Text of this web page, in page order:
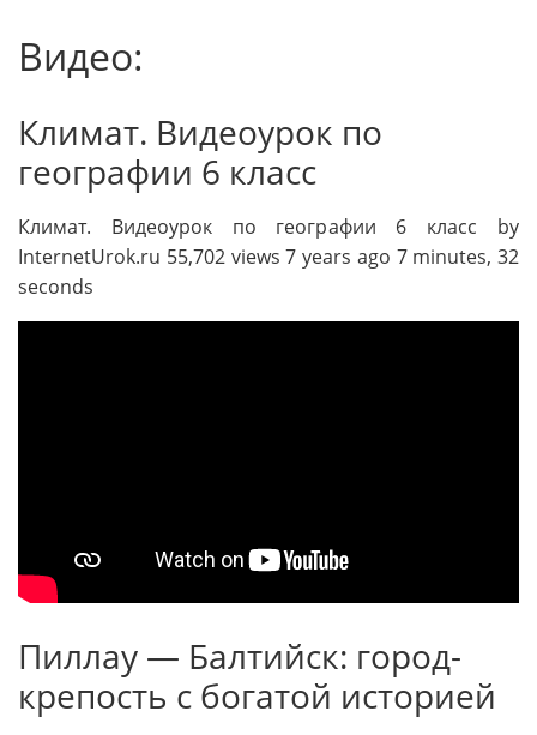
Видео:
Климат. Видеоурок по
географии 6 класс
Климат. Видеоурок по географии 6 класс by
InternetUrok.ru 55,702 views 7 years ago 7 minutes, 32
seconds
Пиллау — Балтийск: город-
крепость с богатой историей